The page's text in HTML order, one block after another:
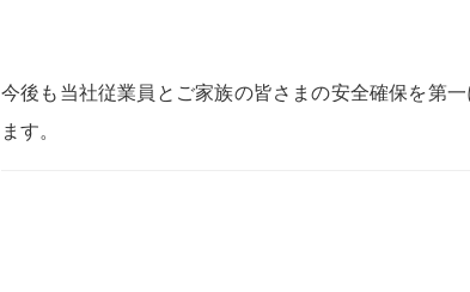
今後も当社従業員とご家族の皆さまの安全確保を第
ます。